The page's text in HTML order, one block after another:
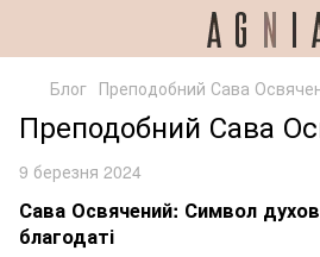
Блог Преподобний Сава
Преподобний Сава
9 березня 2024
Сава Освячений: Символ
благодаті